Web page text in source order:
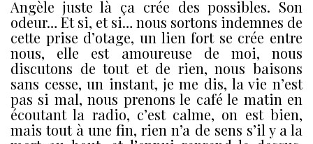
Angèle juste là ça crée des possibles. Son
odeur… Et si, et si… nous sortons indemnes de
cette prise d’otage, un lien fort se crée entre
nous, elle est amoureuse de moi, nous
discutons de tout et de rien, nous baisons
sans cesse, un instant, je me dis, la vie n’est
pas si mal, nous prenons le café le matin en
écoutant la radio, c’est calme, on est bien,
mais tout à une fin, rien n’a de sens s’il y a la